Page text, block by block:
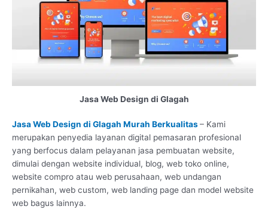
Jasa Web Design di Glagah
Jasa Web Design di Glagah Murah Berkualitas– Kami
merupakan penyedia layanan digital pemasaran profesional
yang berfocus dalam pelayanan jasa pembuatan website,
dimulai dengan website individual, blog, web toko online,
website compro atau web perusahaan, web undangan
pernikahan, web custom, web landing page dan model website
web bagus lainnya.